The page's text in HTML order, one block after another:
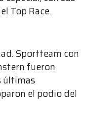
Top Race.
Sportteam con
fueron
últimas
el podio del